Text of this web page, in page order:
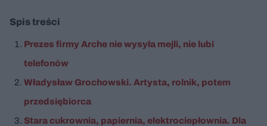
Spis treści
Prezes firmy Arche nie wysyła mejli, nie lubi
telefonów
Władysław Grochowski. Artysta, rolnik, potem
przedsiębiorca
Stara cukrownia, papiernia, elektrociepłownia. Dla